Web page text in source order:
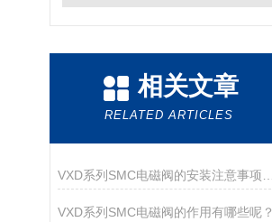
相关文章
RELATED ARTICLES
VXD系列SMC电磁阀的作用有哪些呢？